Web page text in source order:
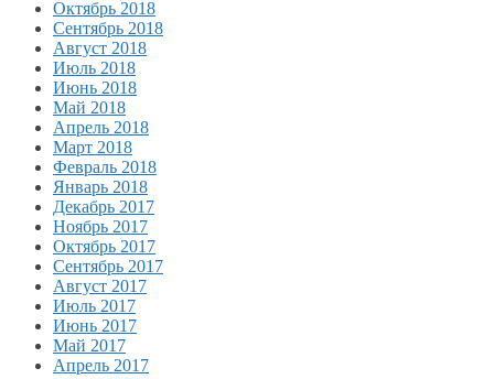
Октябрь 2018
Сентябрь 2018
Август 2018
Июль 2018
Июнь 2018
Май 2018
Апрель 2018
Март 2018
Февраль 2018
Январь 2018
Декабрь 2017
Ноябрь 2017
Октябрь 2017
Сентябрь 2017
Август 2017
Июль 2017
Июнь 2017
Май 2017
Апрель 2017